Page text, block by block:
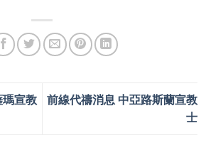
瑪宣教
前線代禱消息 中亞路斯蘭宣教
士